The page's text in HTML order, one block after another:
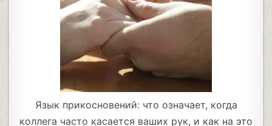
Язык прикосновений: что означает, когда
коллега часто касается ваших рук, и как на это